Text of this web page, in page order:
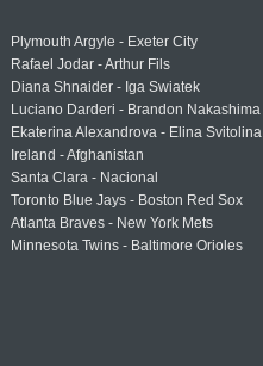
Plymouth Argyle - Exeter City
Rafael Jodar - Arthur Fils
Diana Shnaider - Iga Swiatek
Luciano Darderi - Brandon Nakashima
Ekaterina Alexandrova - Elina Svitolina
Ireland - Afghanistan
Santa Clara - Nacional
Toronto Blue Jays - Boston Red Sox
Atlanta Braves - New York Mets
Minnesota Twins - Baltimore Orioles